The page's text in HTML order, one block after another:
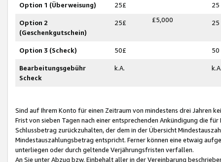
Option 1 (Überweisung) 25£ 25
Option 2
(Geschenkgutschein)
25£ £5,000 25
Option 3 (Scheck) 50£ 50
Bearbeitungsgebühr
Scheck
k.A.
Sind auf Ihrem Konto für einen Zeitraum von mindestens drei Jahren
Frist von sieben Tagen nach einer entsprechenden Ankündigung die
Schlussbetrag zurückzuhalten, der dem in der Übersicht
Mindestauszahlungsbetrag entspricht. Ferner können eine etwaig
unterliegen oder durch geltende Verjährungsfristen verfallen.
An Sie unter Abzug bzw. Einbehalt aller in der Vereinbarung